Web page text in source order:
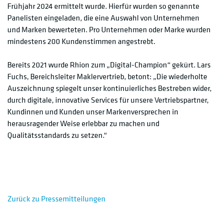
Frühjahr 2024 ermittelt wurde. Hierfür wurden so genannte
Panelisten eingeladen, die eine Auswahl von Unternehmen
und Marken bewerteten. Pro Unternehmen oder Marke wurden
mindestens 200 Kundenstimmen angestrebt.
Bereits 2021 wurde Rhion zum „Digital-Champion“ gekürt. Lars
Fuchs, Bereichsleiter Maklervertrieb, betont: „Die wiederholte
Auszeichnung spiegelt unser kontinuierliches Bestreben wider,
durch digitale, innovative Services für unsere Vertriebspartner,
Kundinnen und Kunden unser Markenversprechen in
herausragender Weise erlebbar zu machen und
Qualitätsstandards zu setzen.“
Zurück zu Pressemitteilungen